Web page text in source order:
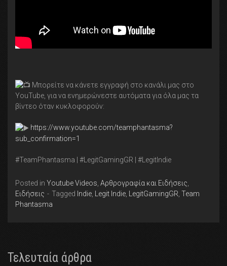
Μπορείτε να κάνετε εγγραφή στο κανάλι μας στο
YouTube, για να ενημερώνεστε αυτόματα για όλα μας τα
βίντεο όταν κυκλοφορούν:
https://www.youtube.com/teamphantasma?
sub_confirmation=1
#TeamPhantasma | #LegitGamingGR | #LegitIndie
Posted in Youtube Videos, Αρθρογραφία και Ειδήσεις,
Ειδήσεις
Tagged Indie, Legit Indie, LegitGamingGR, Team
Phantasma
Τελευταία άρθρα